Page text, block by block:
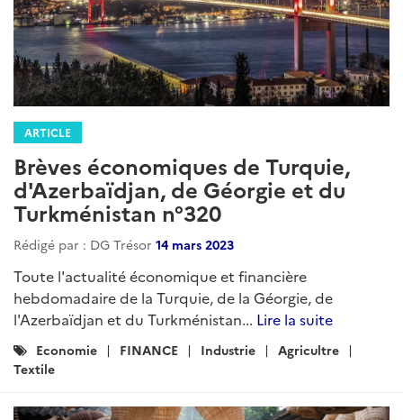
ARTICLE
Brèves économiques de Turquie,
d'Azerbaïdjan, de Géorgie et du
Turkménistan n°320
Rédigé par : DG Trésor 14 mars 2023
Toute l'actualité économique et financière
hebdomadaire de la Turquie, de la Géorgie, de
l'Azerbaïdjan et du Turkménistan... Lire la suite
Catégories
:
Economie FINANCE Industrie
Agricultre
Textile